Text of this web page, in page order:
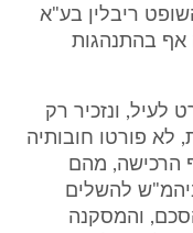
ריבלין בע"א
אף בהתנהגות
לעיל, ונזכיר רק
פורטו חובותיה
הרכישה, מהם
להשלים
והמסקנה